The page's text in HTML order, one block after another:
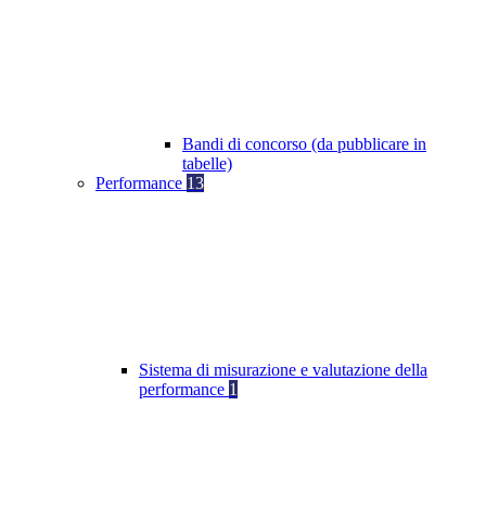
Bandi di concorso (da pubblicare in
tabelle)
Performance 13
Sistema di misurazione e valutazione della
performance 1